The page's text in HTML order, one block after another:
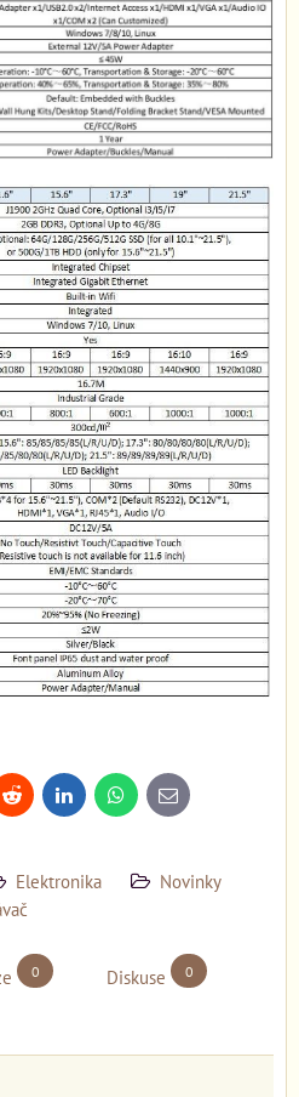
Reddit LinkedInWhatsApp
E-
mail
Elektronika
Novinky
0 Diskuse 0